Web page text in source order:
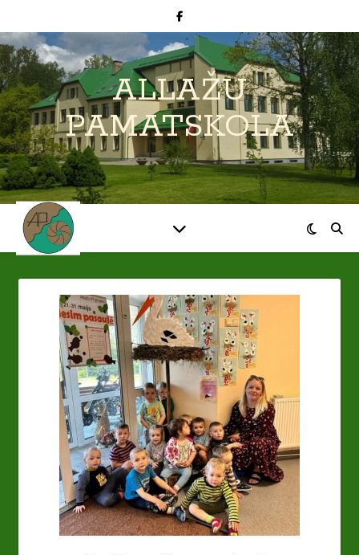
ALLAŽU
PAMATSKOLA